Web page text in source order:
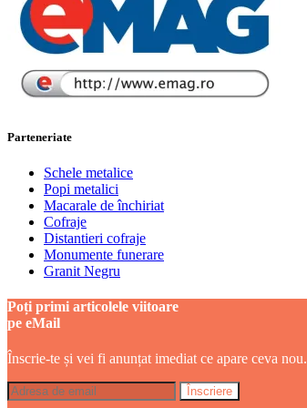
Parteneriate
Schele metalice
Popi metalici
Macarale de închiriat
Cofraje
Distantieri cofraje
Monumente funerare
Granit Negru
Poți primi articolele viitoare
pe eMail
Înscrie-te și vei fi anunțat imediat ce apare ceva nou.